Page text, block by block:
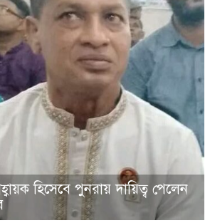
হিসেবে পুনরায় দায়িত্ব পেলেন